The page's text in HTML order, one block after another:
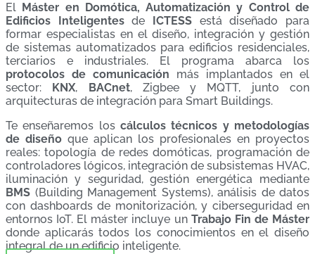
El Máster en Domótica, Automatización y Control de
Edificios Inteligentesde ICTESS está diseñado para
formar especialistas en el diseño, integración y gestión
de sistemas automatizados para edificios residenciales,
terciarios e industriales. El programa abarca los
protocolos de comunicación más implantados en el
sector:
KNX, BACnet, Zigbee y MQTT, junto con
arquitecturas de integración para Smart Buildings.
Te enseñaremos los cálculos técnicos y metodologías
de diseño que aplican los profesionales en proyectos
reales: topología de redes domóticas, programación de
controladores lógicos, integración de subsistemas HVAC,
iluminación y seguridad, gestión energética mediante
BMS (Building Management Systems), análisis de datos
con dashboards de monitorización, y ciberseguridad en
entornos IoT. El máster incluye un Trabajo Fin de Máster
donde aplicarás todos los conocimientos en el diseño
integral de un edificio inteligente.